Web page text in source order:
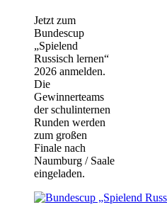
Jetzt zum
Bundescup
„Spielend
Russisch lernen“
2026 anmelden.
Die
Gewinnerteams
der schulinternen
Runden werden
zum großen
Finale nach
Naumburg / Saale
eingeladen.